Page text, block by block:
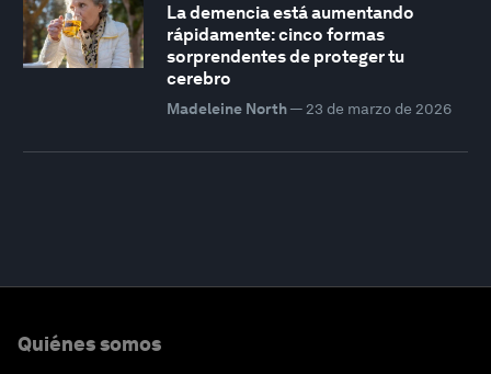
La demencia está aumentando
rápidamente: cinco formas
sorprendentes de proteger tu
cerebro
Madeleine North— 23 de marzo de 2026
Quiénes somos